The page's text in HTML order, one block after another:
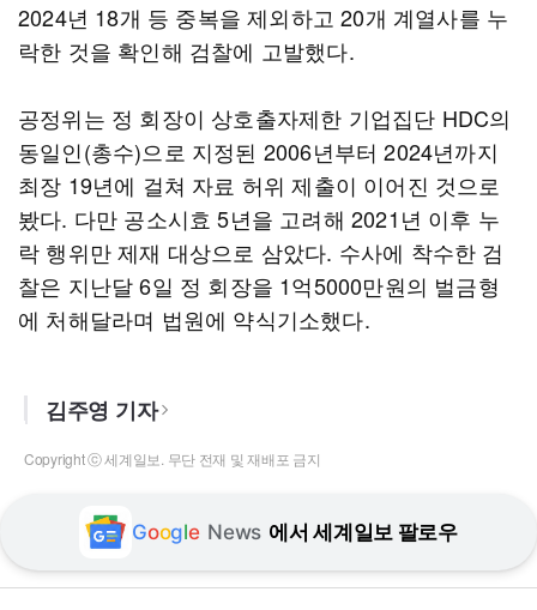
2024년 18개 등 중복을 제외하고 20개 계열사를 누
락한 것을 확인해 검찰에 고발했다.
공정위는 정 회장이 상호출자제한 기업집단 HDC의
동일인(총수)으로 지정된 2006년부터 2024년까지
최장 19년에 걸쳐 자료 허위 제출이 이어진 것으로
봤다. 다만 공소시효 5년을 고려해 2021년 이후 누
락 행위만 제재 대상으로 삼았다. 수사에 착수한 검
찰은 지난달 6일 정 회장을 1억5000만원의 벌금형
에 처해달라며 법원에 약식기소했다.
김주영 기자
Copyright ⓒ 세계일보. 무단 전재 및 재배포 금지
Google News 에서 세계일보 팔로우